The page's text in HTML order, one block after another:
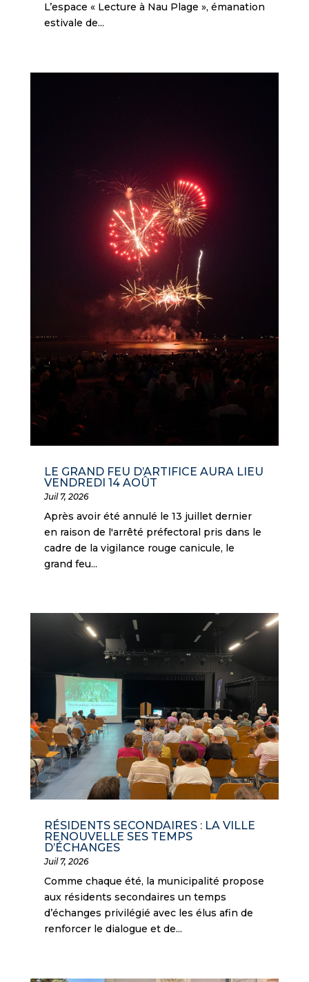
L’espace « Lecture à Nau Plage », émanation
estivale de...
LE GRAND FEU D’ARTIFICE AURA LIEU
VENDREDI 14 AOÛT
Juil 7, 2026
Après avoir été annulé le 13 juillet dernier
en raison de l'arrêté préfectoral pris dans le
cadre de la vigilance rouge canicule, le
grand feu...
RÉSIDENTS SECONDAIRES : LA VILLE
RENOUVELLE SES TEMPS
D’ÉCHANGES
Juil 7, 2026
Comme chaque été, la municipalité propose
aux résidents secondaires un temps
d’échanges privilégié avec les élus afin de
renforcer le dialogue et de...